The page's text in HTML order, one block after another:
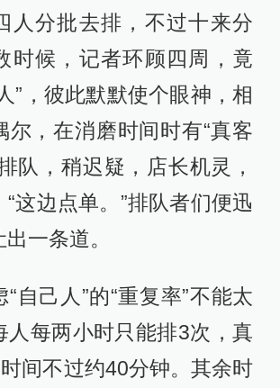
人分批去排，不过十来分
时候，记者环顾四周，竟
”，彼此默默使个眼神，相
尔，在消磨时间时有“真客
队，稍迟疑，店长机灵，
这边点单。”排队者们便迅
一条道。
自己人”的“重复率”不能太
人每两小时只能排3次，真
时间不过约40分钟。其余时